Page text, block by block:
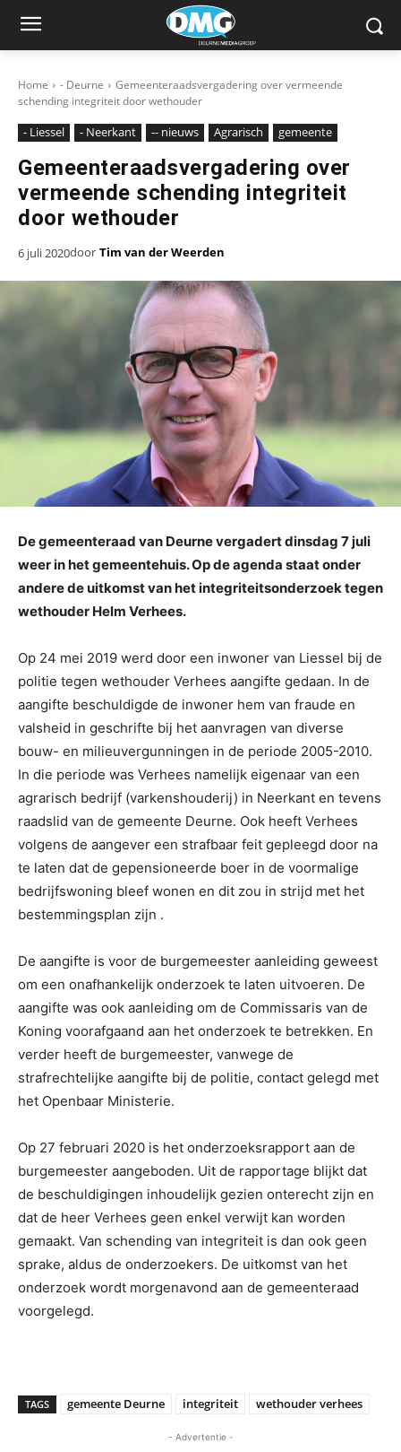
Home - Deurne
Gemeenteraadsvergadering over vermeende
schending integriteit door wethouder
- Liessel - Neerkant -- nieuws Agrarisch gemeente
Gemeenteraadsvergadering over
vermeende schending integriteit
door wethouder
6 juli 2020door Tim van der Weerden
De gemeenteraad van Deurne vergadert dinsdag 7 juli
weer in het gemeentehuis. Op de agenda staat onder
andere de uitkomst van het integriteitsonderzoek tegen
wethouder Helm Verhees.
Op 24 mei 2019 werd door een inwoner van Liessel bij de
politie tegen wethouder Verhees aangifte gedaan. In de
aangifte beschuldigde de inwoner hem van fraude en
valsheid in geschrifte bij het aanvragen van diverse
bouw- en milieuvergunningen in de periode 2005-2010.
In die periode was Verhees namelijk eigenaar van een
agrarisch bedrijf (varkenshouderij) in Neerkant en tevens
raadslid van de gemeente Deurne. Ook heeft Verhees
volgens de aangever een strafbaar feit gepleegd door na
te laten dat de gepensioneerde boer in de voormalige
bedrijfswoning bleef wonen en dit zou in strijd met het
bestemmingsplan zijn .
De aangifte is voor de burgemeester aanleiding geweest
om een onafhankelijk onderzoek te laten uitvoeren. De
aangifte was ook aanleiding om de Commissaris van de
Koning voorafgaand aan het onderzoek te betrekken. En
verder heeft de burgemeester, vanwege de
strafrechtelijke aangifte bij de politie, contact gelegd met
het Openbaar Ministerie.
Op 27 februari 2020 is het onderzoeksrapport aan de
burgemeester aangeboden. Uit de rapportage blijkt dat
de beschuldigingen inhoudelijk gezien onterecht zijn en
dat de heer Verhees geen enkel verwijt kan worden
gemaakt. Van schending van integriteit is dan ook geen
sprake, aldus de onderzoekers. De uitkomst van het
onderzoek wordt morgenavond aan de gemeenteraad
voorgelegd.
TAGS gemeente Deurne integriteit wethouder verhees
- Advertentie -